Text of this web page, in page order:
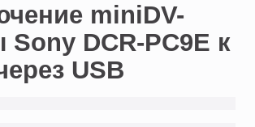
miniDV-
Sony DCR-PC9E к
USB